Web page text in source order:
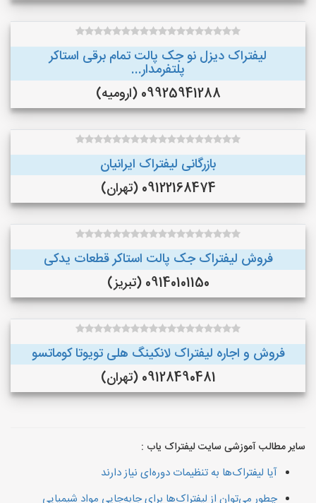
لیفتراک دیزل نو جک پالت تمام برقی استاکر
پلتفرمدار...
09925941288 (ارومیه)
بازرگانی لیفتراک ایرانیان
09122168474 (تهران)
فروش لیفتراک جک پالت استاکر قطعات یدکی
09140101150 (تبریز)
فروش و اجاره لیفتراک لانکینگ هلی تویوتا کوماتسو
09128490481 (تهران)
سایر مطالب آموزشی سایت لیفتراک یاب :
آیا لیفتراک‌ها به تنظیمات دوره‌ای نیاز دارند
چطور می‌توان از لیفتراک‌ها برای جابه‌جایی مواد شیمیایی